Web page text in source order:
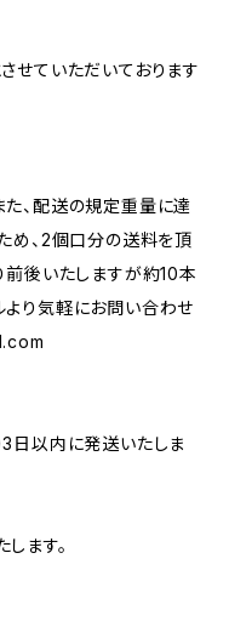
せていただいております
た、配送の規定重量に達
め、2個口分の送料を頂
前後いたしますが約10本
より気軽にお問い合わせ
日以内に発送いたしま
ます。